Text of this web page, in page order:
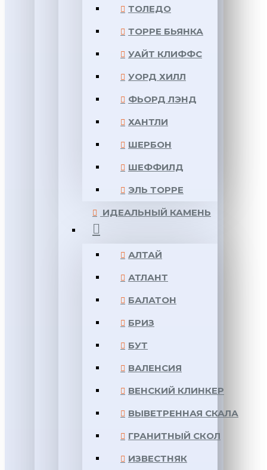
ТОЛЕДО
ТОРРЕ БЬЯНКА
УАЙТ КЛИФФС
УОРД ХИЛЛ
ФЬОРД ЛЭНД
ХАНТЛИ
ШЕРБОН
ШЕФФИЛД
ЭЛЬ ТОРРЕ
ИДЕАЛЬНЫЙ КАМЕНЬ
АЛТАЙ
АТЛАНТ
БАЛАТОН
БРИЗ
БУТ
ВАЛЕНСИЯ
ВЕНСКИЙ КЛИНКЕР
ВЫВЕТРЕННАЯ СКАЛА
ГРАНИТНЫЙ СКОЛ
ИЗВЕСТНЯК